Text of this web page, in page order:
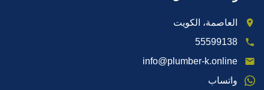
العاصمة، الكويت
55599138
info@plumber-k.online
واتساب